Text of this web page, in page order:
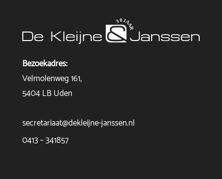
Bezoekadres:
Velmolenweg 161,
5404 LB Uden
secretariaat@dekleijne-janssen.nl
0413 – 341857